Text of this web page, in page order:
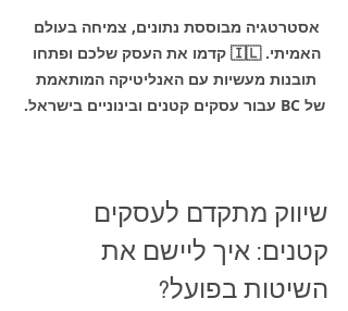
אסטרטגיה מבוססת נתונים, צמיחה בעולם
האמיתי. 🇮🇱 קדמו את העסק שלכם ופתחו
תובנות מעשיות עם האנליטיקה המותאמת
של BC עבור עסקים קטנים ובינוניים בישראל.
שיווק מתקדם לעסקים
קטנים: איך ליישם את
השיטות בפועל?